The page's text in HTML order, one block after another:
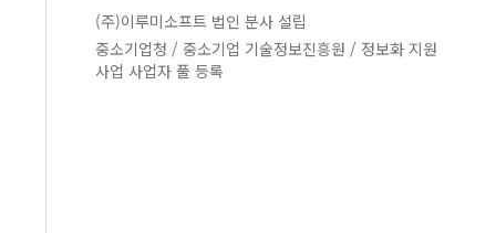
(주)이루미소프트 법인 분사 설립
중소기업청 / 중소기업 기술정보진흥원 / 정보화 지원
사업 사업자 풀 등록